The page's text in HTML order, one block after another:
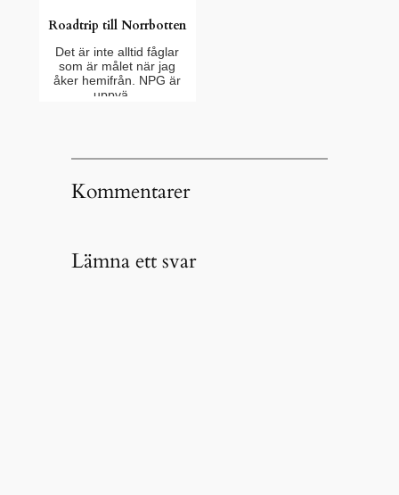
Roadtrip till Norrbotten
Det är inte alltid fåglar
som är målet när jag
åker hemifrån. NPG är
uppvä…
Kommentarer
Lämna ett svar